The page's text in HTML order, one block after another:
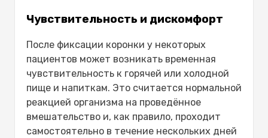
Чувствительность и дискомфорт
После фиксации коронки у некоторых
пациентов может возникать временная
чувствительность к горячей или холодной
пище и напиткам. Это считается нормальной
реакцией организма на проведённое
вмешательство и, как правило, проходит
самостоятельно в течение нескольких дней